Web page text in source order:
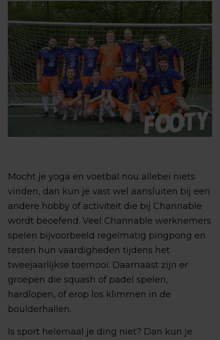
Mocht je yoga en voetbal nou allebei niets
vinden, dan kun je vast wel aansluiten bij een
andere hobby of activiteit die bij Channable
wordt beoefend. Veel Channable werknemers
spelen bijvoorbeeld regelmatig pingpong en
testen hun vaardigheden tijdens het
tweejaarlijkse toernooi. Daarnaast zijn er
groepen die squash of padel spelen,
hardlopen, of erop los klimmen in de
boulderhallen.
Is sport helemaal je ding niet? Dan kun je